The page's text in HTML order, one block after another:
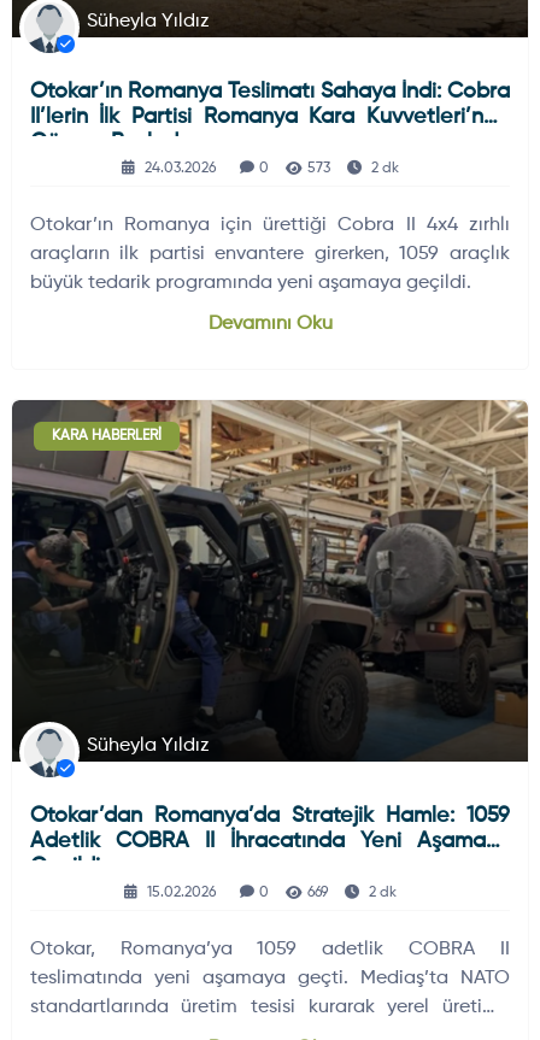
Süheyla Yıldız
Otokar’ın Romanya Teslimatı Sahaya İndi: Cobra
II’lerin İlk Partisi Romanya Kara Kuvvetleri’nde
Göreve Başladı
24.03.2026 0 573 2 dk
Otokar’ın Romanya için ürettiği Cobra II 4x4 zırhlı
araçların ilk partisi envantere girerken, 1059 araçlık
büyük tedarik programında yeni aşamaya geçildi.
Devamını Oku
KARA HABERLERI
Süheyla Yıldız
Otokar’dan Romanya’da Stratejik Hamle: 1059
Adetlik COBRA II İhracatında Yeni Aşamaya
Geçildi
15.02.2026 0 669 2 dk
Otokar, Romanya’ya 1059 adetlik COBRA II
teslimatında yeni aşamaya geçti. Mediaş’ta NATO
standartlarında üretim tesisi kurarak yerel üretime